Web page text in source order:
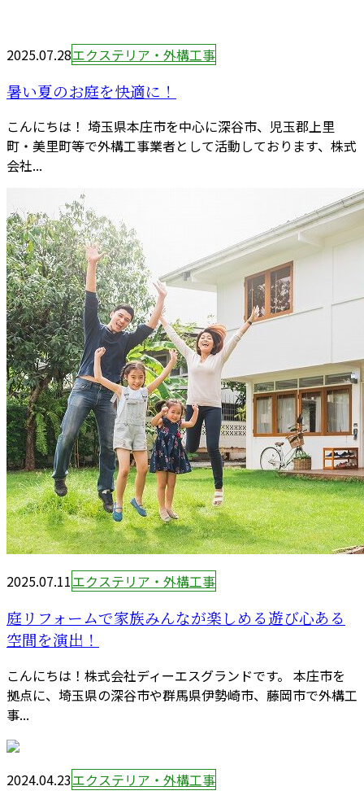
2025.07.28エクステリア・外構工事
暑い夏のお庭を快適に！
こんにちは！ 埼玉県本庄市を中心に深谷市、児玉郡上里
町・美里町等で外構工事業者として活動しております、株式
会社...
2025.07.11エクステリア・外構工事
庭リフォームで家族みんなが楽しめる遊び心ある
空間を演出！
こんにちは！株式会社ディーエスグランドです。 本庄市を
拠点に、埼玉県の深谷市や群馬県伊勢崎市、藤岡市で外構工
事...
2024.04.23エクステリア・外構工事